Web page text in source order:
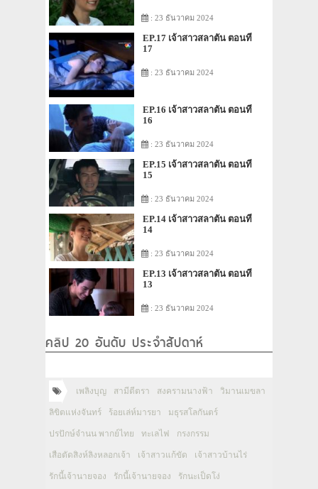
: 23 ธันวาคม 2024
EP.17 เจ้าสาวสลาตัน ตอนที่
17
: 23 ธันวาคม 2024
EP.16 เจ้าสาวสลาตัน ตอนที่
16
: 23 ธันวาคม 2024
EP.15 เจ้าสาวสลาตัน ตอนที่
15
: 23 ธันวาคม 2024
EP.14 เจ้าสาวสลาตัน ตอนที่
14
: 23 ธันวาคม 2024
EP.13 เจ้าสาวสลาตัน ตอนที่
13
: 23 ธันวาคม 2024
คลิป 20 อันดับ ประจำสัปดาห์
เพลิงบุญ สามีตีตรา สงครามนางฟ้า วิมานเมขลา
ลิขิตแห่งจันทร์ ร้อยเล่ห์มารยา มธุรสโลกันตร์
ปรปักษ์จำนน พากย์ไทย ทะเลไฟ กรงกรรม
เสือตัดสิงห์ลิงหลอกเจ้า เจ้าสาวแก้ขัด เจ้าสาวบ้านไร่
รักนี้เจ้านายจอง รักนี้เจ้านายจอง รักนะเป็ดโง่